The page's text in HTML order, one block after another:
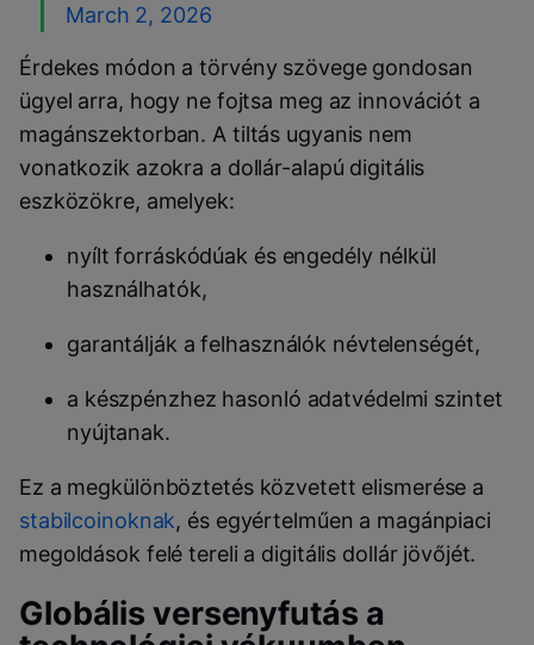
March 2, 2026
Érdekes módon a törvény szövege gondosan
ügyel arra, hogy ne fojtsa meg az innovációt a
magánszektorban. A tiltás ugyanis nem
vonatkozik azokra a dollár-alapú digitális
eszközökre, amelyek:
nyílt forráskódúak és engedély nélkül
használhatók,
garantálják a felhasználók névtelenségét,
a készpénzhez hasonló adatvédelmi szintet
nyújtanak.
Ez a megkülönböztetés közvetett elismerése a
stabilcoinoknak, és egyértelműen a magánpiaci
megoldások felé tereli a digitális dollár jövőjét.
Globális versenyfutás a